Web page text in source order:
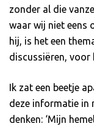
zonder al die
waar wij niet eens
hij, is het een
discussiëren, voor
Ik zat een beetje
deze informatie in
denken: ‘Mijn